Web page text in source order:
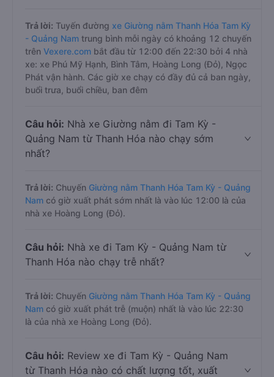
Trả lời: Tuyến đường xe Giường nằm Thanh Hóa Tam Kỳ
- Quảng Nam trung bình mỗi ngày có khoảng 12 chuyến
trên Vexere.com bắt đầu từ 12:00 đến 22:30 bởi 4 nhà
xe: xe Phú Mỹ Hạnh, Bình Tâm, Hoàng Long (Đỏ), Ngọc
Phát vận hành. Các giờ xe chạy có đầy đủ cả ban ngày,
buổi trưa, buổi chiều, ban đêm
Câu hỏi: Nhà xe Giường nằm đi Tam Kỳ -
Quảng Nam từ Thanh Hóa nào chạy sớm
nhất?
Trả lời: Chuyến Giường nằm Thanh Hóa Tam Kỳ - Quảng
Nam có giờ xuất phát sớm nhất là vào lúc 12:00 là của
nhà xe Hoàng Long (Đỏ).
Câu hỏi: Nhà xe đi Tam Kỳ - Quảng Nam từ
Thanh Hóa nào chạy trễ nhất?
Trả lời: Chuyến Giường nằm Thanh Hóa Tam Kỳ - Quảng
Nam có giờ xuất phát trễ (muộn) nhất là vào lúc 22:30
là của nhà xe Hoàng Long (Đỏ).
Câu hỏi: Review xe đi Tam Kỳ - Quảng Nam
từ Thanh Hóa nào có chất lượng tốt, xuất